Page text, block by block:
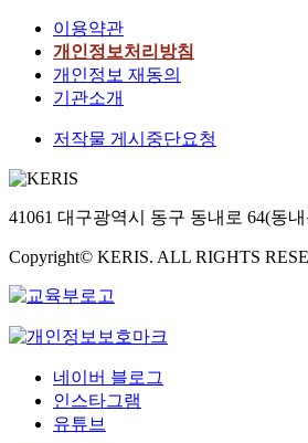
이용약관
개인정보처리방침
개인정보 재동의
기관소개
저작물 게시중단요청
41061 대구광역시 동구 동내로 64(동
Copyright© KERIS. ALL RIGHTS
네이버 블로그
인스타그램
유튜브